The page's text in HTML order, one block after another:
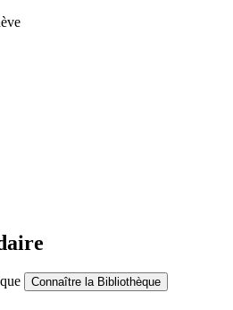
Connaître la Bibliothèque